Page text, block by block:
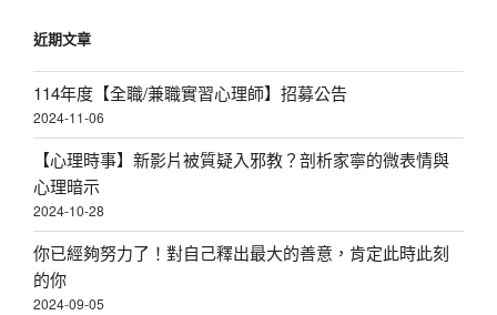
近期文章
114年度【全職/兼職實習心理師】招募公告
2024-11-06
【心理時事】新影片被質疑入邪教？剖析家寧的微表情與
心理暗示
2024-10-28
你已經夠努力了！對自己釋出最大的善意，肯定此時此刻
的你
2024-09-05